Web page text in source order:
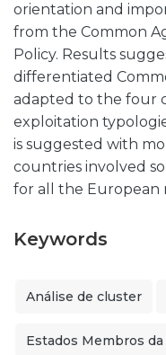
orientation and
from the Common
Policy. Results
differentiated
adapted to the four
exploitation
is suggested with
countries involved
for all the European
Keywords
Análise de cluster
Estados Membros